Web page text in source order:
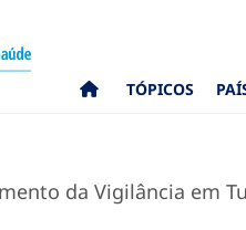
TÓPICOS
da Vigilância em